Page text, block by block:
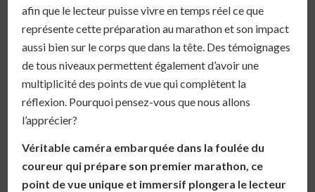
afin que le lecteur puisse vivre en temps réel ce que
représente cette préparation au marathon et son impact
aussi bien sur le corps que dans la tête. Des témoignages
de tous niveaux permettent également d’avoir une
multiplicité des points de vue qui complètent la
réflexion. Pourquoi pensez-vous que nous allons
l’apprécier?
Véritable caméra embarquée dans la foulée du
coureur qui prépare son premier marathon, ce
point de vue unique et immersif plongera le lecteur